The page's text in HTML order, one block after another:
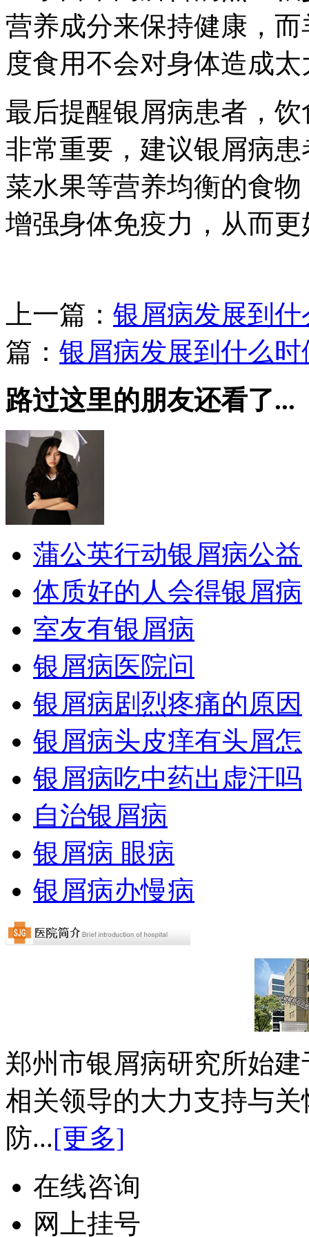
营养成分来保持健康，
度食用不会对身体造成
最后提醒银屑病患者，
非常重要，建议银屑病
菜水果等营养均衡的食
增强身体免疫力，从而
上一篇： 银屑病发展到
篇： 银屑病发展到什么
路过这里的朋友还看了...
蒲公英行动银屑病公益
体质好的人会得银屑病
室友有银屑病
银屑病医院问
银屑病剧烈疼痛的原因
银屑病头皮痒有头屑怎
银屑病吃中药出虚汗吗
自治银屑病
银屑病 眼病
银屑病办慢病
郑州市银屑病研究所始
相关领导的大力支持与
防...[更多]
在线咨询
网上挂号